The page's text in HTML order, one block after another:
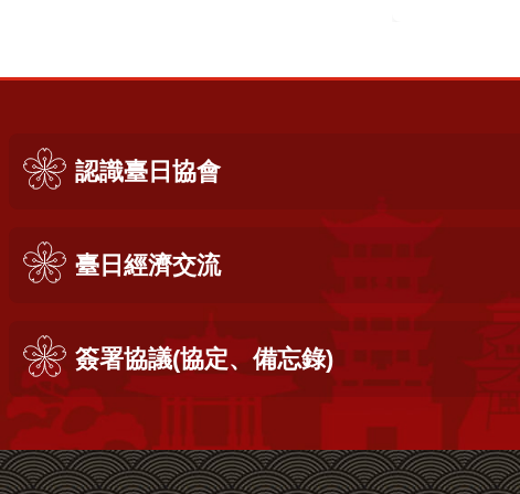
認識臺日協會
臺日經濟交流
簽署協議(協定、備忘錄)